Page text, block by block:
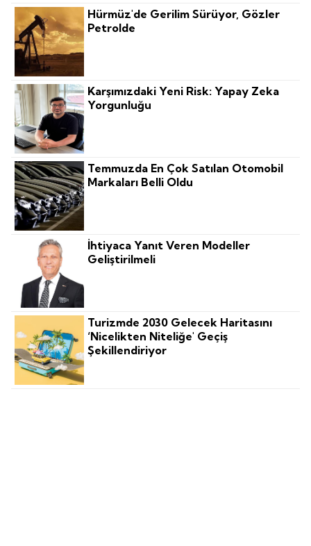
Hürmüz'de Gerilim Sürüyor, Gözler
Petrolde
Karşımızdaki Yeni Risk: Yapay Zeka
Yorgunluğu
Temmuzda En Çok Satılan Otomobil
Markaları Belli Oldu
İhtiyaca Yanıt Veren Modeller
Geliştirilmeli
Turizmde 2030 Gelecek Haritasını
‘nicelikten Niteliğe' Geçiş
Şekillendiriyor